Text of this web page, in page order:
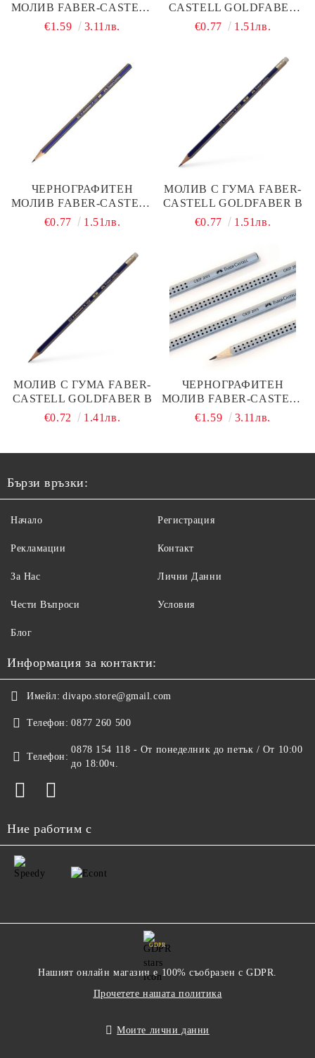
МОЛИВ FABER-CASTELL
GRIP 2001 HB
€1.59 3.11лв.
CASTELL GOLDFABER
HB
€0.77 1.51лв.
ЧЕРНОГРАФИТЕН
МОЛИВ FABER-CASTELL
GOLDFABER 2B
€0.77 1.51лв.
МОЛИВ С ГУМА FABER-
CASTELL GOLDFABER B
€0.77
1.51лв.
МОЛИВ С ГУМА FABER-
CASTELL GOLDFABER B
€0.72
1.41лв.
ЧЕРНОГРАФИТЕН
МОЛИВ FABER-CASTELL
GRIP 2001 B
€1.59 3.11лв.
Бързи връзки:
Начало
Рекламации
За Нас
Чести Въпроси
Регистрация
Контакт
Лични Данни
Условия
Блог
Информация за контакти:
Имейл: divapo.store@gmail.com
Телефон: 0877 260 500
Телефон:
0878 154 118 - От понеделник до петък / От 10:00
до 18:00ч.
Ние работим с
GDPR
Нашият онлайн магазин е 100% съобразен с GDPR.
Прочетете нашата политика
Моите лични данни